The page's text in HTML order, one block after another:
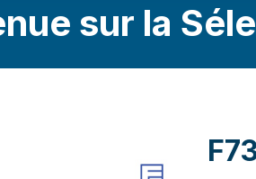
sur la